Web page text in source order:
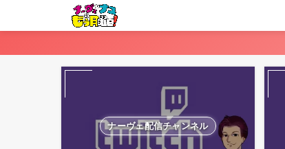
ナーヴェ配信チャンネル